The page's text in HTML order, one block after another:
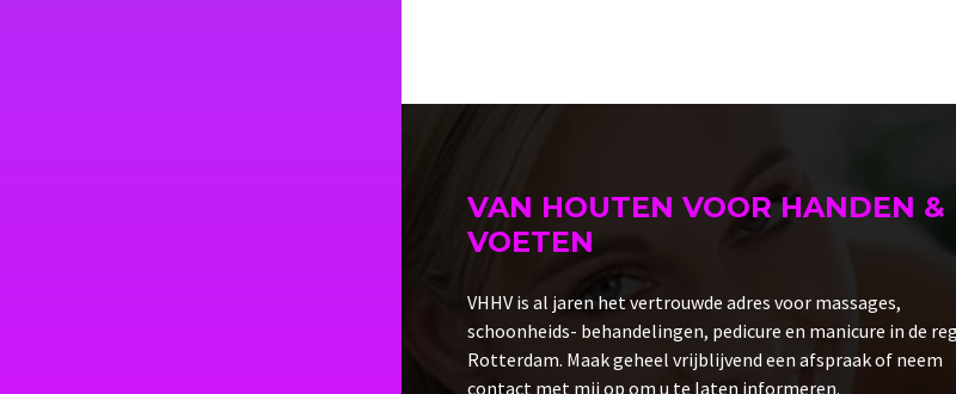
VAN HOUTEN VOOR HANDEN &
VOETEN
VHHV is al jaren het vertrouwde adres voor massages,
schoonheids- behandelingen, pedicure en manicure in de
Rotterdam. Maak geheel vrijblijvend een afspraak of neem
contact met mij op om u te laten informeren.